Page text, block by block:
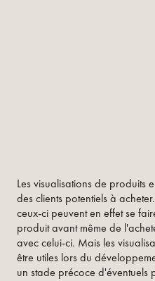
Les visualisations de produits
des clients potentiels à
ceux-ci peuvent en effet se
produit avant même de
avec celui-ci. Mais les
être utiles lors du
un stade précoce d'éventuels